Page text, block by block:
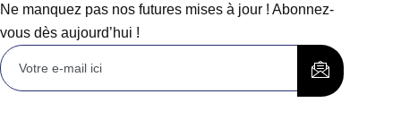
Ne manquez pas nos futures mises à jour ! Abonnez-
vous dès aujourd’hui !